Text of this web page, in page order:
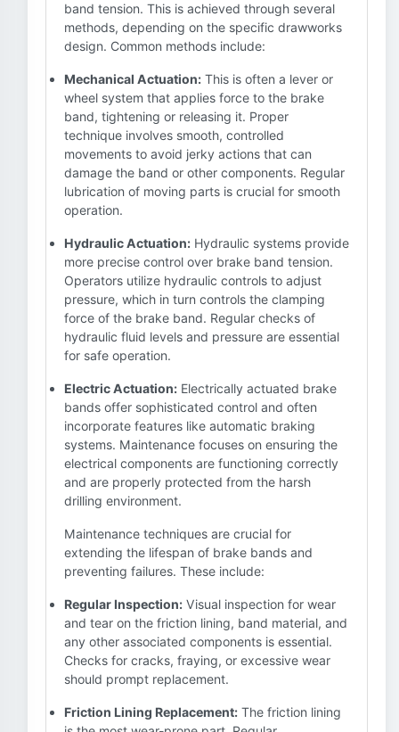
band tension. This is achieved through several
methods, depending on the specific drawworks
design. Common methods include:
Mechanical Actuation: This is often a lever or
wheel system that applies force to the brake
band, tightening or releasing it. Proper
technique involves smooth, controlled
movements to avoid jerky actions that can
damage the band or other components. Regular
lubrication of moving parts is crucial for smooth
operation.
Hydraulic Actuation: Hydraulic systems provide
more precise control over brake band tension.
Operators utilize hydraulic controls to adjust
pressure, which in turn controls the clamping
force of the brake band. Regular checks of
hydraulic fluid levels and pressure are essential
for safe operation.
Electric Actuation: Electrically actuated brake
bands offer sophisticated control and often
incorporate features like automatic braking
systems. Maintenance focuses on ensuring the
electrical components are functioning correctly
and are properly protected from the harsh
drilling environment.
Maintenance techniques are crucial for
extending the lifespan of brake bands and
preventing failures. These include:
Regular Inspection: Visual inspection for wear
and tear on the friction lining, band material, and
any other associated components is essential.
Checks for cracks, fraying, or excessive wear
should prompt replacement.
Friction Lining Replacement: The friction lining